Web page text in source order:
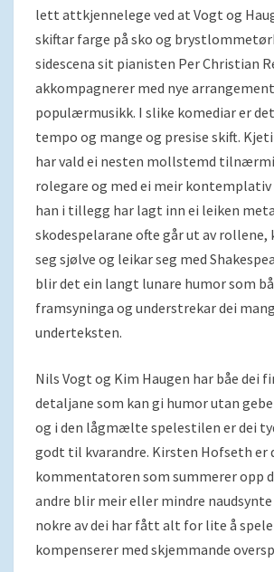
lett attkjennelege ved at Vogt og
skiftar farge på sko og
sidescena sit pianisten Per Christian
akkompagnerer med nye
populærmusikk. I slike komediar er
tempo og mange og presise skift.
har vald ei nesten mollstemd
rolegare og med ei meir
han i tillegg har lagt inn ei leiken
skodespelarane ofte går ut av
seg sjølve og leikar seg med
blir det ein langt lunare humor som
framsyninga og understrekar dei
underteksten.
Nils Vogt og Kim Haugen har båe dei
detaljane som kan gi humor utan
og i den lågmælte spelestilen er dei
godt til kvarandre. Kirsten Hofseth er
kommentatoren som summerer opp
andre blir meir eller mindre
nokre av dei har fått alt for lite å spele
kompenserer med skjemmande